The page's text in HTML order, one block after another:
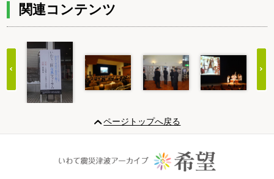
関連コンテンツ
20
ページトップへ戻る